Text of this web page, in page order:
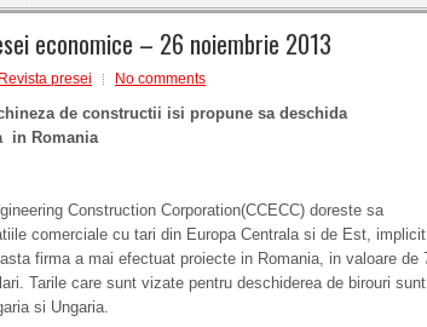
economice – 26 noiembrie 2013
Revista presei No comments
de constructii isi propune sa deschida
in Romania
Construction Corporation(CCECC) doreste sa
comerciale cu tari din Europa Centrala si de Est, implicit
firma a mai efectuat proiecte in Romania, in valoare de
Tarile care sunt vizate pentru deschiderea de birouri sunt
si Ungaria.